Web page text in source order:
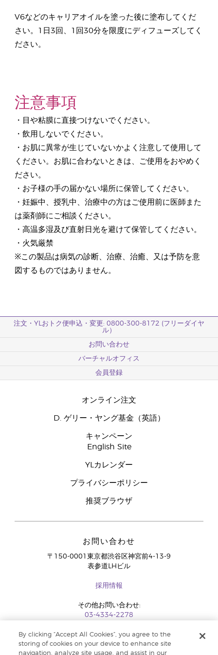
V6などのキャリアオイルを塗った後に塗布してくだ
さい。1日3回、1回30分を限度にディフューズしてく
ださい。
注意事項
・目や粘膜に直接つけないでください。
・飲用しないでください。
・お肌に異常が生じていないかよく注意して使用して
ください。お肌に合わないときは、ご使用をおやめく
ださい。
・お子様の手の届かない場所に保管してください。
・妊娠中、授乳中、治療中の方はご使用前に医師また
は薬剤師にご相談ください。
・高温多湿及び直射日光を避けて保管してください。
・火気厳禁
※この製品は病気の診断、治療、治癒、又は予防を意
図するものではありません。
注文・YLおトク便申込・変更: 0800-300-8172 (フリーダイヤ
ル）
お問い合わせ
バーチャルオフィス
会員登録
オンライン注文
D. ゲリー・ヤング基金（英語）
キャンペーン
English Site
YLカレンダー
プライバシーポリシー
推奨ブラウザ
お問い合わせ
〒150-0001東京都渋谷区神宮前4-13-9
表参道LHビル
採用情報
その他お問い合わせ:
03-4334-2278
By clicking “Accept All Cookies”, you agree to the
storing of cookies on your device to enhance site
navigation, analyze site usage, and assist in our